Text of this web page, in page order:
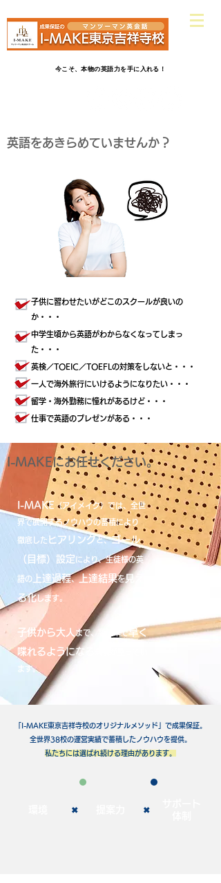
今こそ、本物の英語力を手に入れる！
英語をあきらめていませんか？
子供に習わせたいがどこのスクールが良いの
か・・・
中学生頃から英語がわからなくなってしまっ
た・・・
英検／TOEIC／TOEFLの対策をしないと・・・
一人で海外旅行にいけるようになりたい・・・
留学・海外勤務に憧れがあるけど・・・
仕事で英語のプレゼンがある・・・
I-MAKEにお任せください。
I-MAKE （アイメイク） では、全世
界で展開するノウハウの蓄積により
徹底した ヒアリングと、ゴール
（目標）設定により、生徒様の英
語の 上達過程、上達結果を見え
る化します。
子供から大人 まで、高確率で早く
喋れるようになる
ます。
「I-MAKE東京吉祥寺校のオリジナルメソッド」で成果保証。
​全世界38校の運営実績で蓄積したノウハウを提供。
​私たちには選ばれ続ける理由があります。
✖︎ ✖︎